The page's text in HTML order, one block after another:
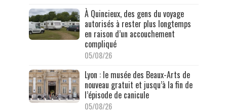
À Quincieux, des gens du voyage
autorisés à rester plus longtemps
en raison d’un accouchement
compliqué
05/08/26
Lyon : le musée des Beaux-Arts de
nouveau gratuit et jusqu’à la fin de
l’épisode de canicule
05/08/26